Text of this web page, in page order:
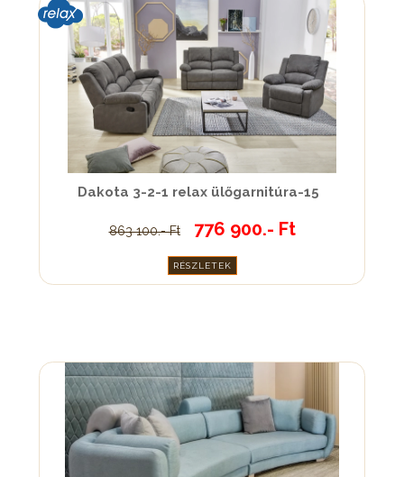
Dakota 3-2-1 relax ülőgarnitúra-15
863 100.- Ft 776 900.- Ft
RÉSZLETEK